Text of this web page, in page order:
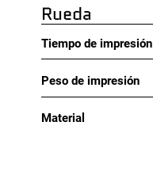
Rueda
Tiempo de impresión
Peso de impresión
Material